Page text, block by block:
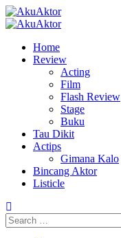
Skip
to
Primary
Home
Review
Acting
Film
Flash Review
Stage
Buku
Tau Dikit
Actips
Gimana Kalo
Bincang Aktor
Listicle
Search
for: